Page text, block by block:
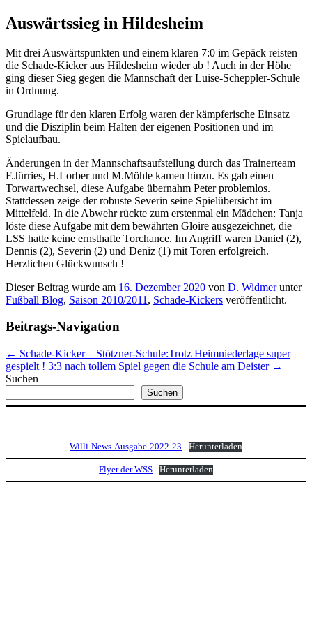
Auswärtssieg in Hildesheim
Mit drei Auswärtspunkten und einem klaren 7:0 im Gepäck reisten
die Schade-Kicker aus Hildesheim wieder ab ! Auch in der Höhe
ging dieser Sieg gegen die Mannschaft der Luise-Scheppler-Schule
in Ordnung.
Grundlage für den klaren Erfolg waren der kämpferische Einsatz
und die Disziplin beim Halten der eigenen Positionen und im
Spielaufbau.
Änderungen in der Mannschaftsaufstellung durch das Trainerteam
F.Jürries, H.Lorber und M.Möhle kamen hinzu. Es gab einen
Torwartwechsel, diese Aufgabe übernahm Peter problemlos.
Stattdessen zeige der robuste Severin seine Spielübersicht im
Mittelfeld. In die Abwehr rückte zum erstenmal ein Mädchen: Tanja
löste diese Aufgabe mit dem bewährten Gloire ausgezeichnet, die
LSS hatte keine ernsthafte Torchance. Im Angriff waren Daniel (2),
Dennis (2), Severin (2) und Deniz (1) mit Toren erfolgreich.
Herzlichen Glückwunsch !
Dieser Beitrag wurde am 16. Dezember 2020 von D. Widmerunter
Fußball Blog, Saison 2010/2011 , Schade-Kickers veröffentlicht.
Beitrags-Navigation
← Schade-Kicker – Stötzner-Schule:Trotz Heimniederlage super
gespielt ! 3:3 nach tollem Spiel gegen die Schule am Deister →
Suchen
Suchen
Willi-News-Ausgabe-2022-23 Herunterladen
Flyer der WSS Herunterladen